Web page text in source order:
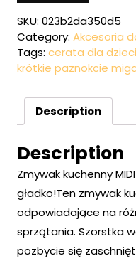
SKU: 023b2da350d5
Category: Akcesoria
Tags: cerata dla dzieci
krótkie paznokcie
Description
Description
Zmywak kuchenny
gładko!Ten zmywak
odpowiadające na
sprzątania. Szorstka
pozbycie się